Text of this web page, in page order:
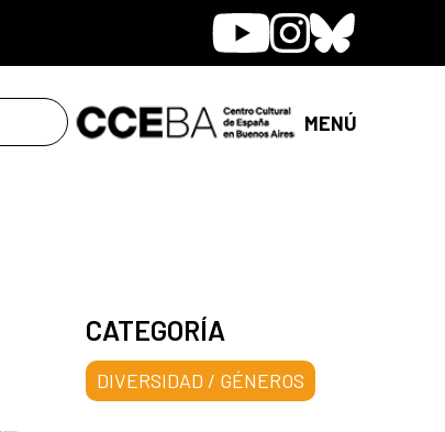
YoutubeInstagram
Bluesky
MENÚ
CATEGORÍA
DIVERSIDAD / GÉNEROS